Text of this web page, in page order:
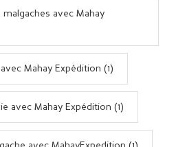
avec Mahay
Mahay Expédition (1)
avec Mahay Expédition (1)